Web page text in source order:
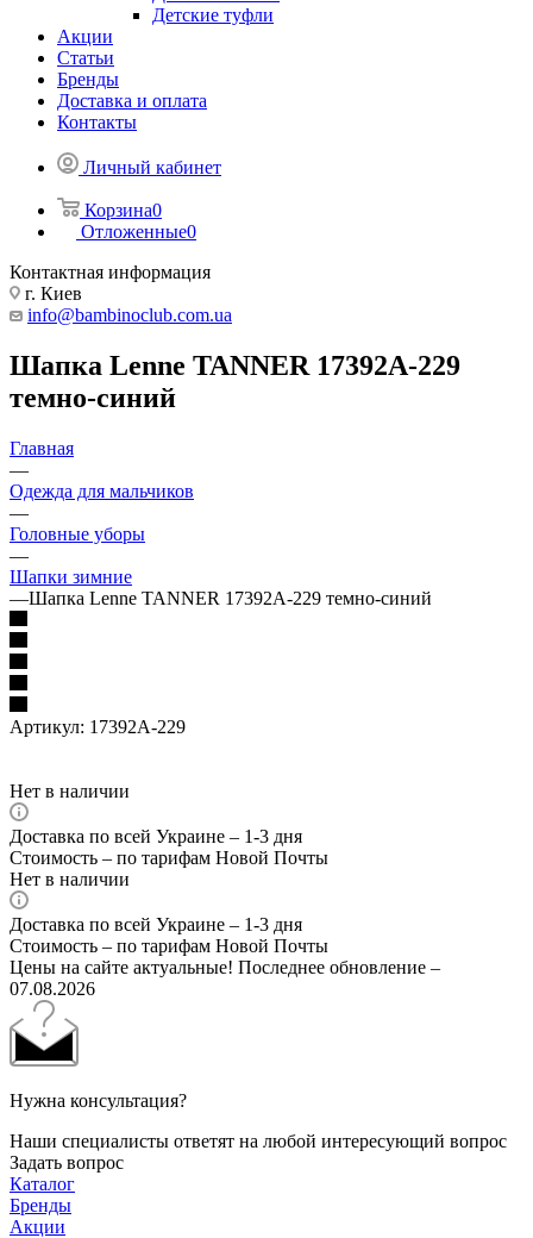
Детские туфли
Акции
Статьи
Бренды
Доставка и оплата
Контакты
Личный кабинет
Корзина0
Отложенные0
Контактная информация
г. Киев
info@bambinoclub.com.ua
Шапка Lenne TANNER 17392A-229
темно-синий
Главная
—
Одежда для мальчиков
—
Головные уборы
—
Шапки зимние
—Шапка Lenne TANNER 17392A-229 темно-синий
Артикул: 17392А-229
Нет в наличии
Доставка по всей Украине – 1-3 дня
Стоимость – по тарифам Новой Почты
Нет в наличии
Доставка по всей Украине – 1-3 дня
Стоимость – по тарифам Новой Почты
Цены на сайте актуальные! Последнее обновление –
07.08.2026
Нужна консультация?
Наши специалисты ответят на любой интересующий вопрос
Задать вопрос
Каталог
Бренды
Акции